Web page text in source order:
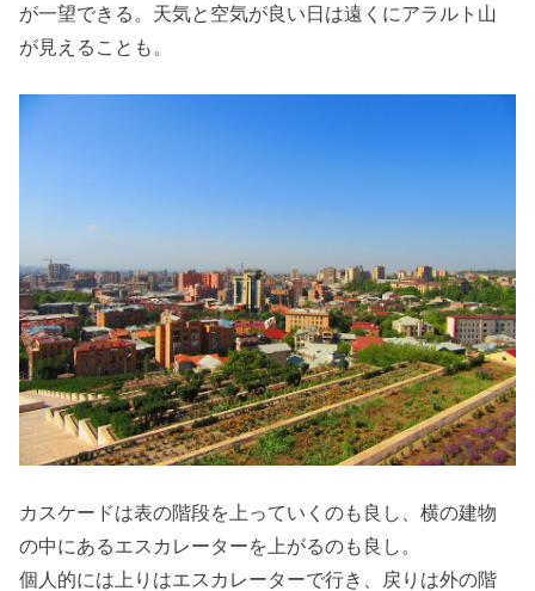
が一望できる。天気と空気が良い日は遠くにアラルト山
が見えることも。
カスケードは表の階段を上っていくのも良し、横の建物
の中にあるエスカレーターを上がるのも良し。
個人的には上りはエスカレーターで行き、戻りは外の階